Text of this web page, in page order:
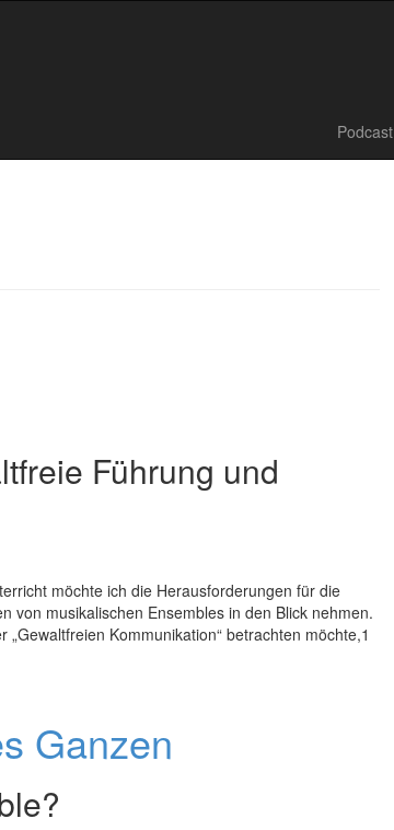
Podcast
Führung und
möchte ich die Herausforderungen für die
von musikalischen Ensembles in den Blick nehmen.
Kommunikation“ betrachten möchte,1
Ganzen